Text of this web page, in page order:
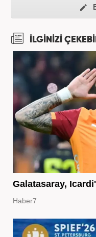
İLGİNİZİ
Galatasaray,
Haber7